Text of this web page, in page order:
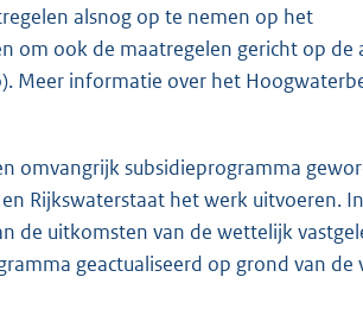
alsnog op te nemen op het
om ook de maatregelen gericht op de
Meer informatie over het
omvangrijk subsidieprogramma
Rijkswaterstaat het werk uitvoeren.
de uitkomsten van de wettelijk
geactualiseerd op grond van